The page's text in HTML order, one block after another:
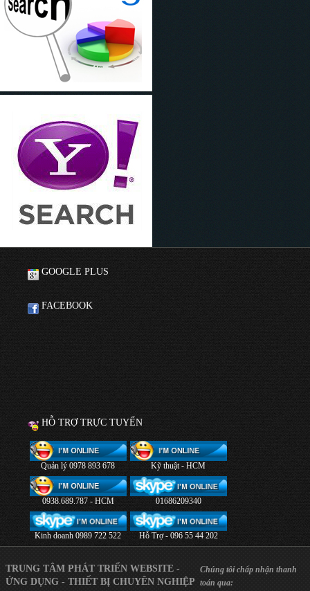
GOOGLE PLUS
FACEBOOK
HỖ TRỢ TRỰC TUYẾN
Quản lý 0978 893 678 Kỹ thuật - HCM
0938.689.787 - HCM 01686209340
Kinh doanh 0989 722 522 Hỗ Trợ - 096 55 44 202
TRUNG TÂM PHÁT TRIỂN WEBSITE -
ỨNG DỤNG - THIẾT BỊ CHUYÊN NGHIỆP
Chúng tôi chấp nhận thanh
toán qua: